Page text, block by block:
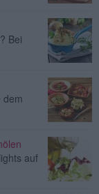
Bei
dem
auf